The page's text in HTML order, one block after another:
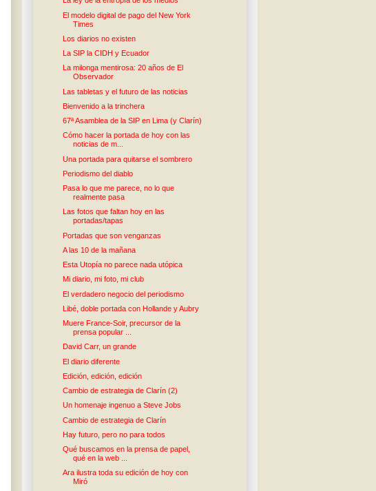
El modelo digital de pago del New York
Times
Los diarios no existen
La SIP la CIDH y Ecuador
La milonga mentirosa: 20 años de El
Observador
Las tabletas y el futuro de las noticias
Bienvenido a la trinchera
67ª Asamblea de la SIP en Lima (y Clarín)
Cómo hacer la portada de hoy con las
noticias de m...
Una portada para quitarse el sombrero
Periodismo del diablo
Pasa lo que me parece, no lo que
realmente pasa
Las fotos que faltan hoy en las
portadas/tapas
Portadas que son venganzas
A las 10 de la mañana
Esta Utopía no parece nada utópica
Mi diario, mi foto, mi club
El verdadero negocio del periodismo
Libé, doble portada con Hollande y Aubry
Muere France-Soir, precursor de la
prensa popular ...
David Carr, un grande
El diario diferente
Edición, edición, edición
Cambio de estrategia de Clarín (2)
Un homenaje ingenuo a Steve Jobs
Cambio de estrategia de Clarín
Hay futuro, pero no para todos
Qué buscamos en la prensa de papel,
qué en la web ...
Ara ilustra toda su edición de hoy con
Miró